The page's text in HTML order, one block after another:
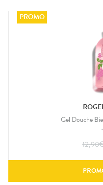
Gel Douche
12,90